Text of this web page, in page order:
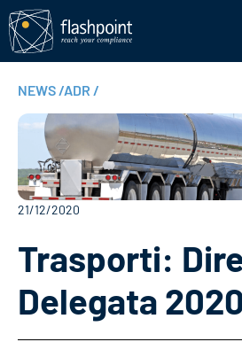
NEWS /ADR /
21/12/2020
Trasporti:
Delegata